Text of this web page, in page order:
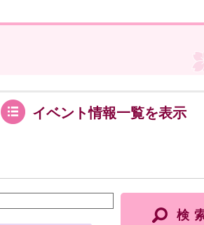
イベント情報一覧を表示